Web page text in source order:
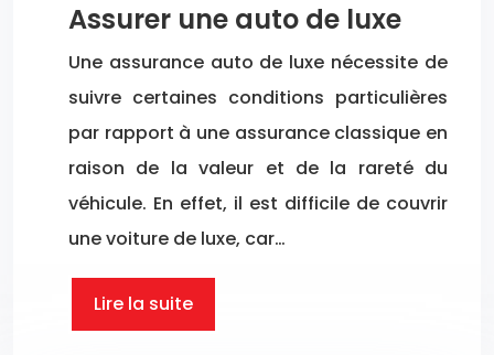
Assurer une auto de luxe
Une assurance auto de luxe nécessite de
suivre certaines conditions particulières
par rapport à une assurance classique en
raison de la valeur et de la rareté du
véhicule. En effet, il est difficile de couvrir
une voiture de luxe, car…
Lire la suite